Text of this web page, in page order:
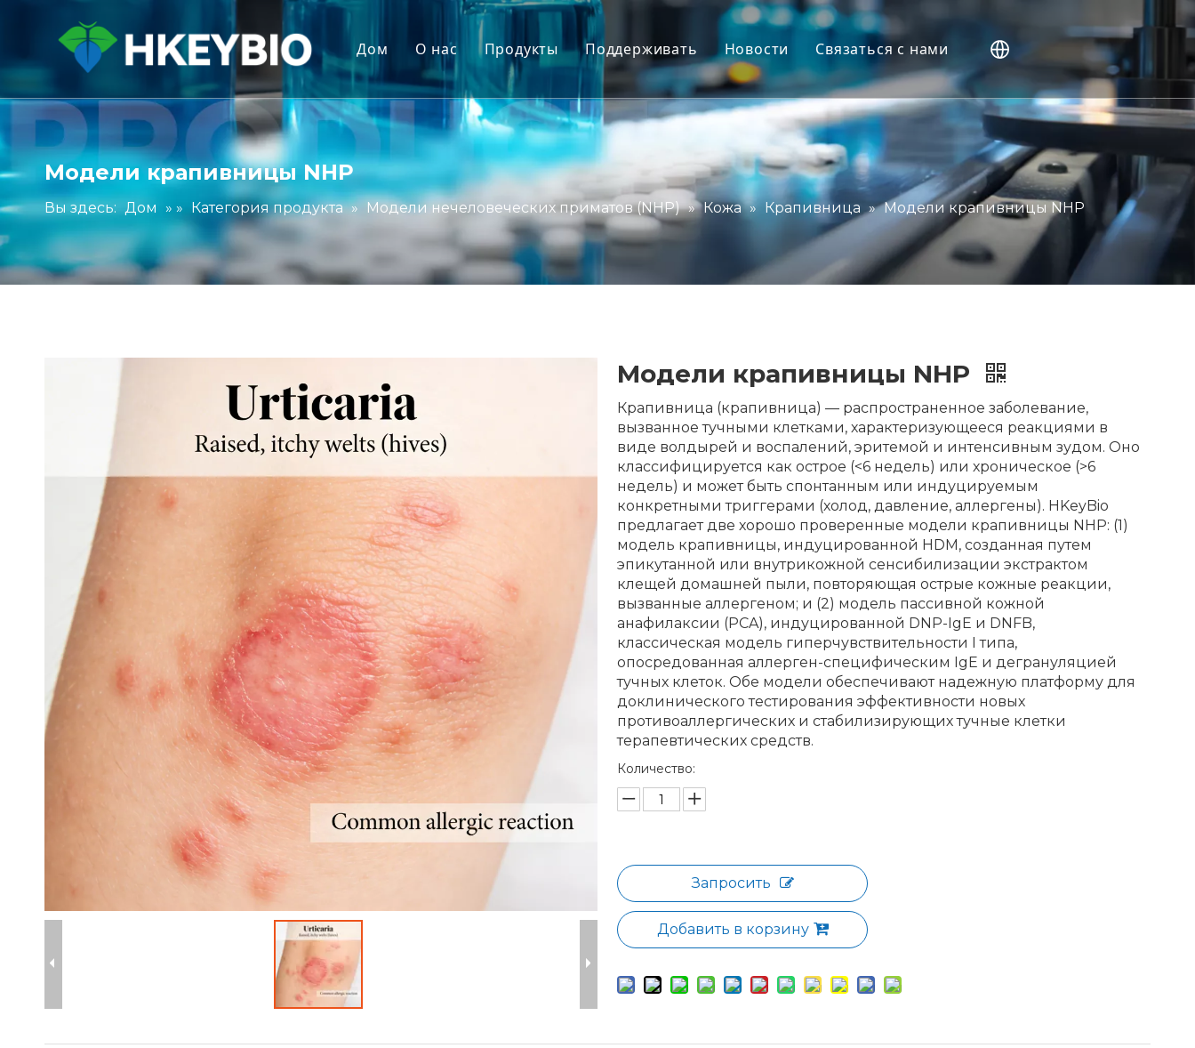
Дом О нас Продукты
Модели нечеловеческих приматов (NHP)
Модели животных-грызунов
Человеческие ткани и модели ex vivo
Комплексная оценка эффективности
Трансляционная медицина и биомаркеры
Поддержка подачи IND
Поддерживать
Услуга
Скачать
Часто задаваемые вопросы
Отзывы клиентов
Новости Связаться с нами
Модели крапивницы NHP
Вы здесь: Дом » » Категория продукта » Модели нечеловеческих приматов (NHP) » Кожа » Крапивница » Модели крапивницы NHP
Модели крапивницы NHP
Крапивница (крапивница) — распространенное заболевание,
вызванное тучными клетками, характеризующееся реакциями в
виде волдырей и воспалений, эритемой и интенсивным зудом. Оно
классифицируется как острое (<6 недель) или хроническое (>6
недель) и может быть спонтанным или индуцируемым
конкретными триггерами (холод, давление, аллергены). HKeyBio
предлагает две хорошо проверенные модели крапивницы NHP: (1)
модель крапивницы, индуцированной HDM, созданная путем
эпикутанной или внутрикожной сенсибилизации экстрактом
клещей домашней пыли, повторяющая острые кожные реакции,
вызванные аллергеном; и (2) модель пассивной кожной
анафилаксии (PCA), индуцированной DNP-IgE и DNFB,
классическая модель гиперчувствительности I типа,
опосредованная аллерген-специфическим IgE и дегрануляцией
тучных клеток. Обе модели обеспечивают надежную платформу для
доклинического тестирования эффективности новых
противоаллергических и стабилизирующих тучные клетки
терапевтических средств.
Количество:
Запросить
Добавить в корзину